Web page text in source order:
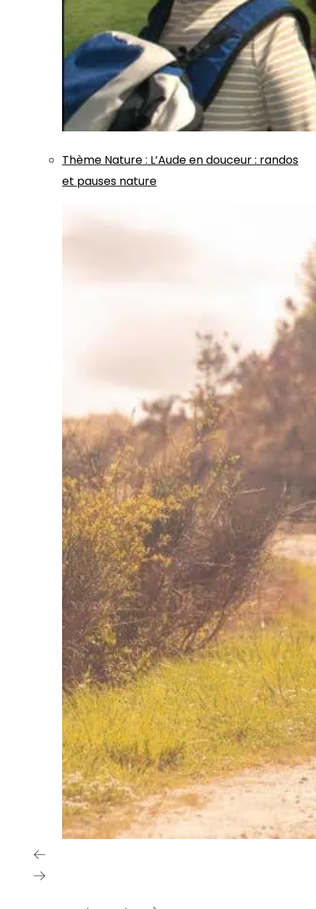
Thème Nature: L’Aude en douceur : randos
et pauses nature